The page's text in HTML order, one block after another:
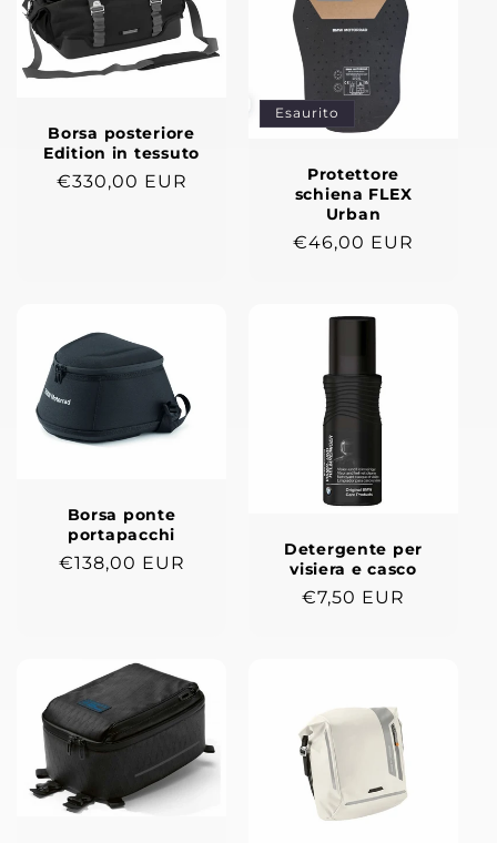
Borsa posteriore
Edition in tessuto
Prezzo
€330,00 EUR
Esaurito
Protettore
schiena FLEX
Urban
Prezzo
€46,00 EUR
Borsa ponte
portapacchi
Prezzo
€138,00 EUR
Detergente per
visiera e casco
Prezzo
€7,50 EUR